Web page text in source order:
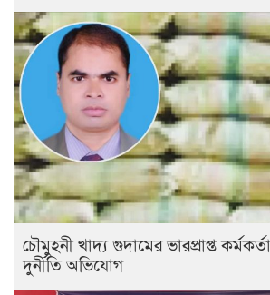
চৌমুহনী খাদ্য গুদামের ভারপ্রাপ্ত
দুর্নীতি অভিযোগ